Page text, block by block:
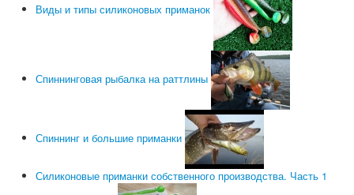
Виды и типы силиконовых приманок
Спиннинговая рыбалка на раттлины
Спиннинг и большие приманки
Силиконовые приманки собственного производства. Часть 1